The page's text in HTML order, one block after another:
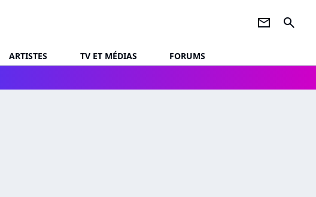
newsletter search
ARTISTES TV ET MÉDIAS
FORUMS